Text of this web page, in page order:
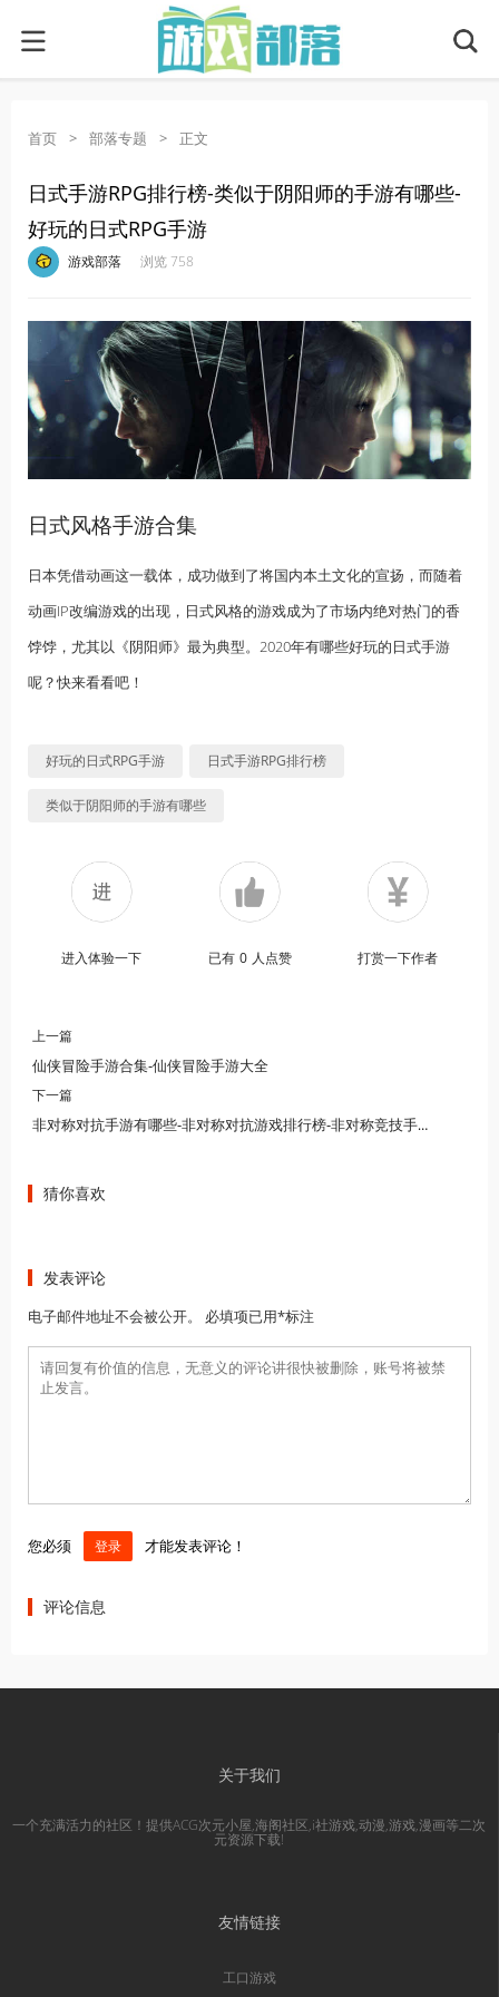
首页 > 部落专题 > 正文
日式手游RPG排行榜-类似于阴阳师的手游有哪些-
好玩的日式RPG手游
游戏部落 浏览 758
日式风格手游合集
日本凭借动画这一载体，成功做到了将国内本土文化的宣扬，而随着
动画IP改编游戏的出现，日式风格的游戏成为了市场内绝对热门的香
饽饽，尤其以《阴阳师》最为典型。2020年有哪些好玩的日式手游
呢？快来看看吧！
好玩的日式RPG手游 日式手游RPG排行榜
类似于阴阳师的手游有哪些
进入体验一下 已有 0 人点赞 打赏一下作者
上一篇
仙侠冒险手游合集-仙侠冒险手游大全
下一篇
非对称对抗手游有哪些-非对称对抗游戏排行榜-非对称竞技手游有哪些
猜你喜欢
发表评论
电子邮件地址不会被公开。 必填项已用*标注
您必须 登录 才能发表评论！
评论信息
关于我们
一个充满活力的社区！提供ACG次元小屋,海阁社区,i社游戏,动漫,游戏,漫画等二次
元资源下载!
友情链接
工口游戏